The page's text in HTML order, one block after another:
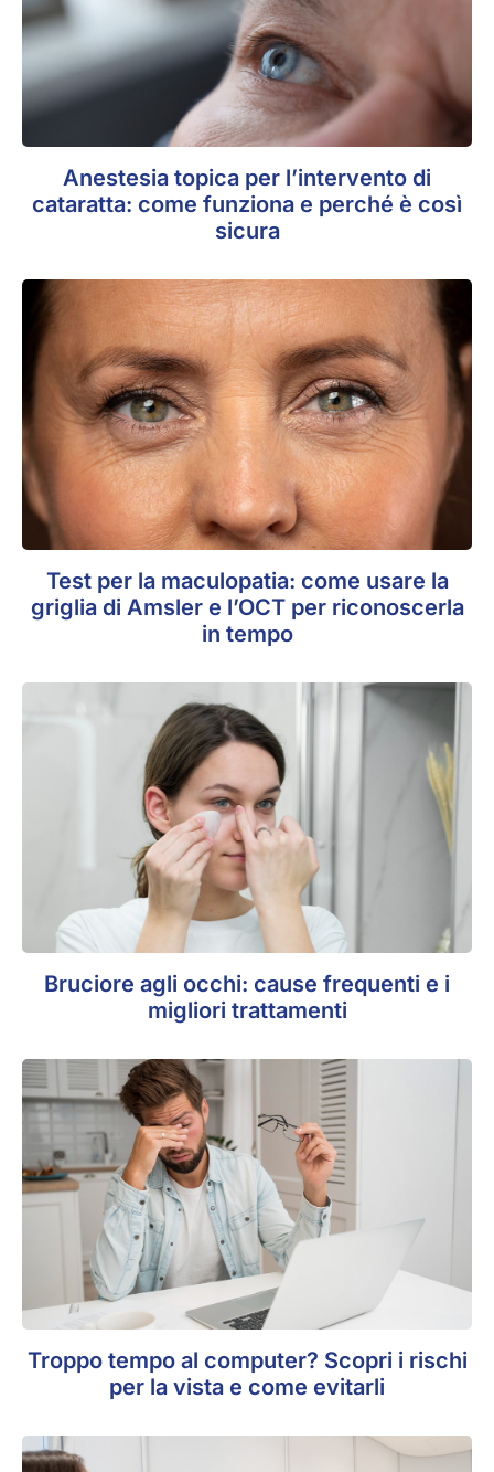
Anestesia topica per l’intervento di
cataratta: come funziona e perché è così
sicura
Test per la maculopatia: come usare la
griglia di Amsler e l’OCT per riconoscerla
in tempo
Bruciore agli occhi: cause frequenti e i
migliori trattamenti
Troppo tempo al computer? Scopri i rischi
per la vista e come evitarli